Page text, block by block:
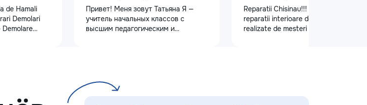
de Hamali
Demolari
la inaltime...
Привет! Меня зовут Татьяна Я —
учитель начальных классов с
высшим педагогическим и
✨ развитие речи и логического
Reparatii Chisinau!!! Oferim servicii de
reparatii interioare de calitate,
realizate de mesteri cu experienta.